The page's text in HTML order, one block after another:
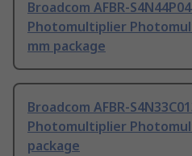
Broadcom AFBR-
Photomultiplier
mm package
Broadcom AFBR-
Photomultiplier
package